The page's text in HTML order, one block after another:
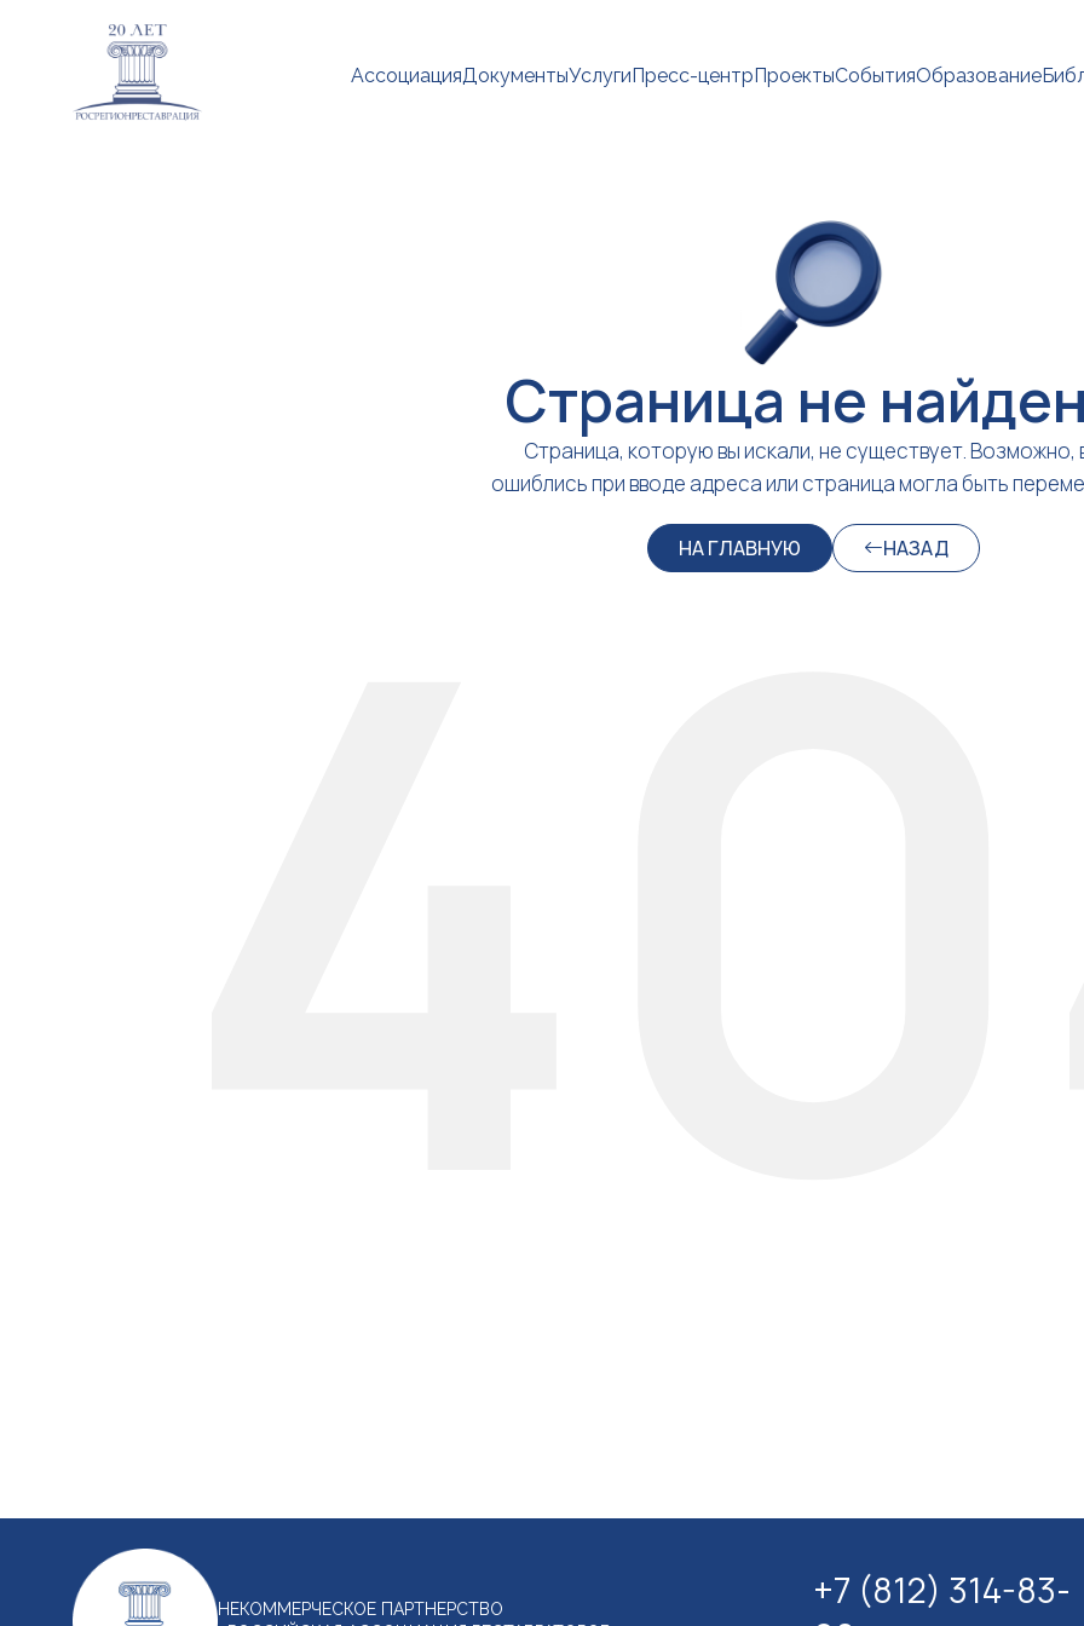
АссоциацияДокументыУслугиПресс-центрПроектыСобытияОбразование
Страница не
Страница, которую вы искали, не существует. Возможно,
ошиблись при вводе адреса или страница могла быть
НА ГЛАВНУЮ НАЗАД
НЕКОММЕРЧЕСКОЕ ПАРТНЕРСТВО
+7 (812) 314-83-